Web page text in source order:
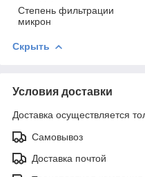
Степень фильтрации
микрон
Скрыть
Условия доставки
Доставка осуществляется
Самовывоз
Доставка почтой